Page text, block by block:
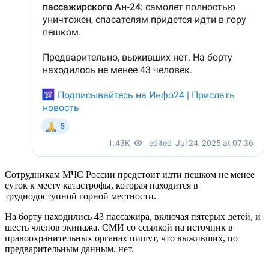
Сотрудникам МЧС России предстоит идти пешком не менее
суток к месту катастрофы, которая находится в
труднодоступной горной местности.
На борту находились 43 пассажира, включая пятерых детей, и
шесть членов экипажа. СМИ со ссылкой на источник в
правоохранительных органах пишут, что выживших, по
предварительным данным, нет.